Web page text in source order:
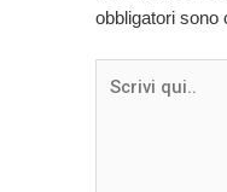
obbligatori